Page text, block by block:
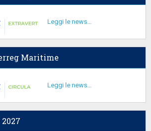
Leggi le news...
Maritime
Leggi le news...
2027